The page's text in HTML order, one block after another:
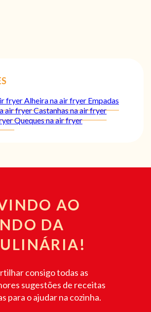
fryer Alheira na air fryer Empadas
air fryerCastanhas na air fryer
Queques na air fryer
AO
DA
consigo todas as
sugestões de receitas
para o ajudar na cozinha.